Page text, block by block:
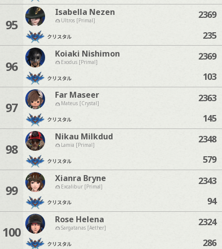
95
Isabella Nezen
Ultros [Primal]
クリスタル
2369
235
96
Koiaki Nishimon
Exodus [Primal]
クリスタル
2369
103
97
Far Maseer
Mateus [Crystal]
クリスタル
2363
145
98
Nikau Milkdud
Lamia [Primal]
クリスタル
2348
579
99
Xianra Bryne
Excalibur [Primal]
クリスタル
2343
94
100
Rose Helena
Sargatanas [Aether]
クリスタル
2324
286